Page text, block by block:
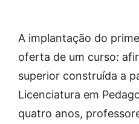
A implantação do
oferta de um curso:
superior construída a
Licenciatura em
quatro anos,